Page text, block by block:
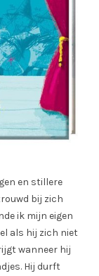
en stillere
bij zich
ik mijn eigen
als hij zich niet
wanneer hij
Hij durft